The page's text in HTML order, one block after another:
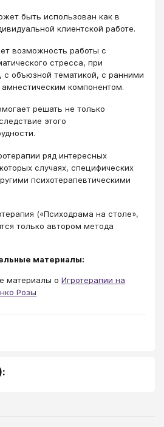
быть использован как в
клиентской работе.
возможность работы с
стресса, при
с объюзной тематикой, с ранними
компонентом.
решать не только
этого
ряд интересных
случаях, специфических
психотерапевтическими
(«Психодрама на столе»,
только автором метода
материалы:
материалы о Игротерапии на
Розы